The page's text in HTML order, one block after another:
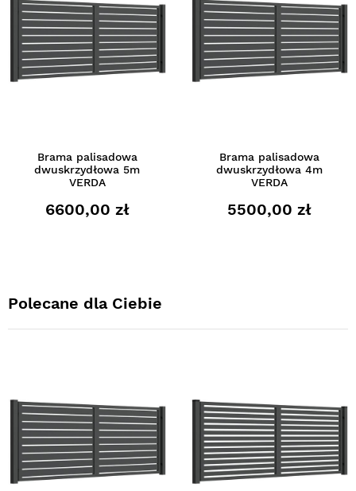
Brama palisadowa
dwuskrzydłowa 5m
VERDA
6600,00 zł
Brama palisadowa
dwuskrzydłowa 4m
VERDA
5500,00 zł
Polecane dla Ciebie